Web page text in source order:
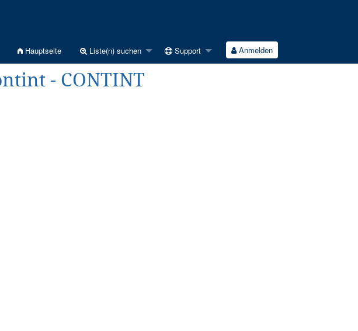
Hauptseite Liste(n) suchen Support Anmelden
- CONTINT